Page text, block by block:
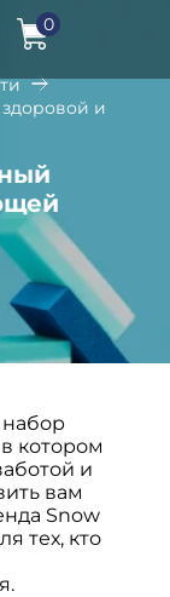
0
здоровой и
набор
котором
и
вам
Snow
тех, кто